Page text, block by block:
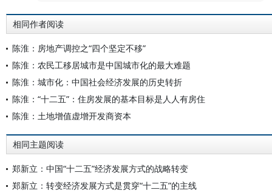
相同作者阅读
陈淮：房地产调控之“四个坚定不移”
陈淮：农民工移居城市是中国城市化的最大难题
陈淮：城市化：中国社会经济发展的历史转折
陈淮：“十二五”：住房发展的基本目标是人人有房住
陈淮：土地增值虚增开发商资本
相同主题阅读
郑新立：中国“十二五”经济发展方式的战略转变
郑新立：转变经济发展方式是贯穿“十二五”的主线